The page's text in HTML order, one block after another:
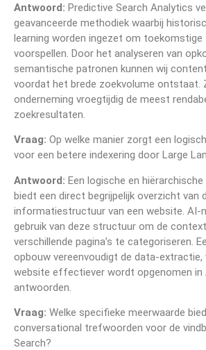
Antwoord: Predictive Search Analytics
geavanceerde methodiek waarbij
learning worden ingezet om
voorspellen. Door het analyseren van
semantische patronen kunnen wij
voordat het brede zoekvolume ontstaat.
onderneming vroegtijdig de meest
zoekresultaten.
Vraag: Op welke manier zorgt een
voor een betere indexering door Large
Antwoord: Een logische en
biedt een direct begrijpelijk overzicht van
informatiestructuur van een website. AI-
gebruik van deze structuur om de
verschillende pagina’s te categoriseren.
opbouw vereenvoudigt de data-extractie,
website effectiever wordt opgenomen in
antwoorden.
Vraag: Welke specifieke meerwaarde
conversational trefwoorden voor de
Search?